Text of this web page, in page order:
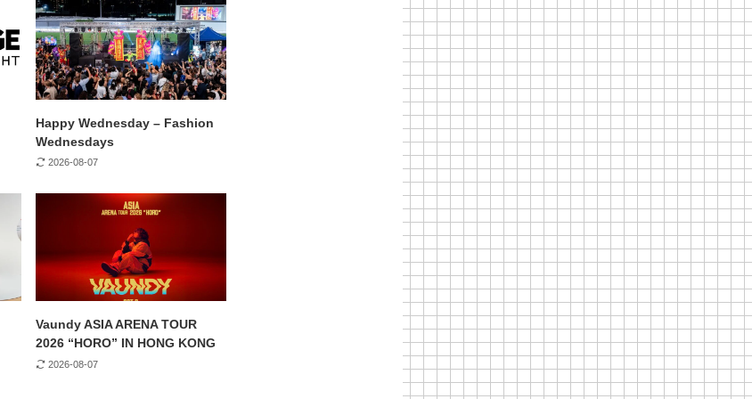
Happy Wednesday – Fashion
Wednesdays
2026-08-07
Vaundy ASIA ARENA TOUR
2026 “HORO” IN HONG KONG
2026-08-07